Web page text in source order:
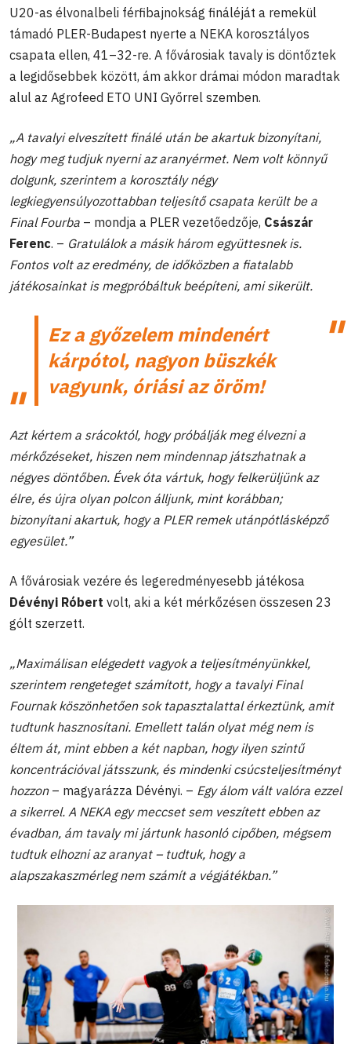
U20-as élvonalbeli férfibajnokság fináléját a remekül
támadó PLER-Budapest nyerte a NEKA korosztályos
csapata ellen, 41–32-re. A fővárosiak tavaly is döntőztek
a legidősebbek között, ám akkor drámai módon maradtak
alul az Agrofeed ETO UNI Győrrel szemben.
„A tavalyi elveszített finálé után be akartuk bizonyítani,
hogy meg tudjuk nyerni az aranyérmet. Nem volt könnyű
dolgunk, szerintem a korosztály négy
legkiegyensúlyozottabban teljesítő csapata került be a
Final Fourba – mondja a PLER vezetőedzője, Császár
Ferenc. – Gratulálok a másik három együttesnek is.
Fontos volt az eredmény, de időközben a fiatalabb
játékosainkat is megpróbáltuk beépíteni, ami sikerült.
Ez a győzelem mindenért
kárpótol, nagyon büszkék
vagyunk, óriási az öröm!
Azt kértem a srácoktól, hogy próbálják meg élvezni a
mérkőzéseket, hiszen nem mindennap játszhatnak a
négyes döntőben. Évek óta vártuk, hogy felkerüljünk az
élre, és újra olyan polcon álljunk, mint korábban;
bizonyítani akartuk, hogy a PLER remek utánpótlásképző
egyesület.”
A fővárosiak vezére és legeredményesebb játékosa
Dévényi Róbert volt, aki a két mérkőzésen összesen 23
gólt szerzett.
„Maximálisan elégedett vagyok a teljesítményünkkel,
szerintem rengeteget számított, hogy a tavalyi Final
Fournak köszönhetően sok tapasztalattal érkeztünk, amit
tudtunk hasznosítani. Emellett talán olyat még nem is
éltem át, mint ebben a két napban, hogy ilyen szintű
koncentrációval játsszunk, és mindenki csúcsteljesítményt
hozzon– magyarázza Dévényi. – Egy álom vált valóra ezzel
a sikerrel. A NEKA egy meccset sem veszített ebben az
évadban, ám tavaly mi jártunk hasonló cipőben, mégsem
tudtuk elhozni az aranyat – tudtuk, hogy a
alapszakaszmérleg nem számít a végjátékban.”